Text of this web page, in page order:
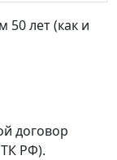
лет (как и
договор
РФ).